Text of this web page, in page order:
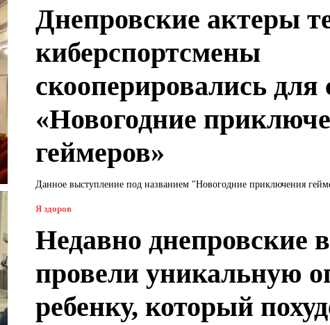
Днепровские актеры
киберспортсмены
скооперировались для
«Новогодние
геймеров»
Данное выступление под названием "Новогодние приключения
Я здоров
Недавно днепровские
провели уникальную
ребенку, который